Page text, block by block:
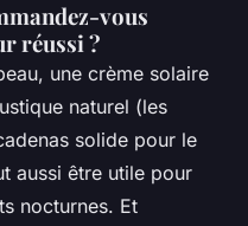
vous
réussi ?
une crème solaire
naturel (les
solide pour le
aussi être utile pour
nocturnes. Et